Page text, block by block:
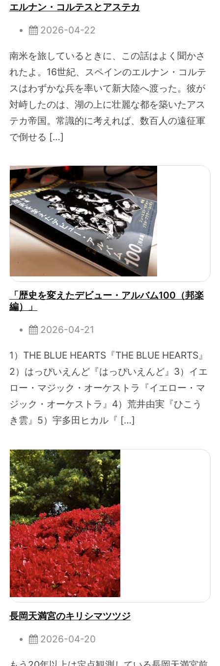
エルナン・コルテスとアステカ
2026-04-22
南米を旅しているときに、この話はよく聞かさ
れたよ。16世紀、スペインのエルナン・コルテ
スはわずかな兵を率いて新大陸へ渡った。彼が
対峙したのは、湖の上に壮麗な都を築いたアス
テカ帝国。常識的に考えれば、数百人の遠征軍
で倒せる […]
「歴史を変えたデビュー・アルバム100（邦楽
編）」
2026-04-21
1）THE BLUE HEARTS『THE BLUE HEARTS』
2）はっぴいえんど『はっぴいえんど』3）イエ
ロー・マジック・オーケストラ『イエロー・マ
ジック・オーケストラ』4）荒井由実『ひこう
き雲』5）宇多田ヒカル『 […]
長岡天満宮のキリシマツツジ
2026-04-20